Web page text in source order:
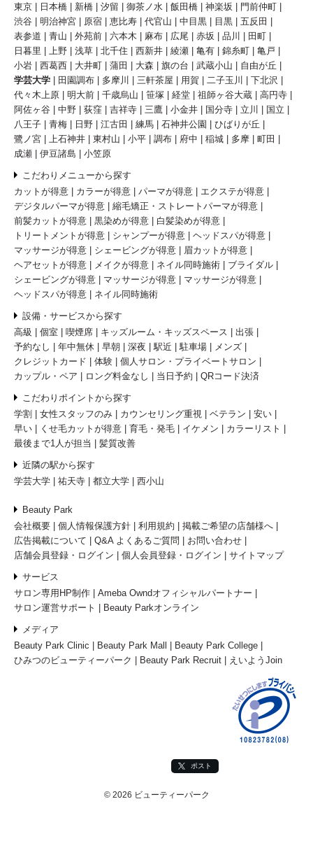
東京
日本橋 新橋 汐留 御茶ノ水 飯田橋 神楽坂
門前仲町
渋谷
明治神宮 原宿 恵比寿 代官山 中目黒 目黒
五反田
表参道
青山 外苑前 六本木 麻布 広尾 赤坂 品川
田町
日暮里
上野 浅草 北千住 西新井 綾瀬 亀有 錦糸町
亀戸
小岩
西葛西 大井町 蒲田 大森 旗の台 武蔵小山
自由が丘
学芸大学
田園調布 多摩川 三軒茶屋 用賀 二子玉川
下北沢
代々木上原
明大前 千歳烏山 笹塚 経堂 祖師ヶ谷大蔵
高円寺
阿佐ヶ谷
中野 荻窪 吉祥寺 三鷹 小金井 国分寺 立川
国立
八王子
青梅 日野 江古田 練馬 石神井公園
ひばりが丘
鷺ノ宮
上石神井 東村山 小平 調布 府中 稲城 多摩
町田
成瀬
伊豆諸島 小笠原
こだわりメニューから探す
カットが得意
カラーが得意 パーマが得意
エクステが得意
デジタルパーマが得意
縮毛矯正・ストレートパーマが得意
前髪カットが得意
黒染めが得意
白髪染めが得意
トリートメントが得意
シャンプーが得意
ヘッドスパが得意
マッサージが得意
シェービングが得意
眉カットが得意
ヘアセットが得意
メイクが得意 ネイル同時施術
ブライダル
シェービングが得意
マッサージが得意
マッサージが得意
ヘッドスパが得意
ネイル同時施術
設備・サービスから探す
高級
個室 喫煙席 キッズルーム・キッズスペース
出張
予約なし
年中無休 早朝 深夜 駅近 駐車場
メンズ
クレジットカード
体験
個人サロン・プライベートサロン
カップル・ペア
ロング料金なし 当日予約 QRコード決済
こだわりポイントから探す
学割
女性スタッフのみ カウンセリング重視 ベテラン
安い
早い
くせ毛カットが得意 育毛・発毛 イケメン
カラーリスト
最後まで1人が担当
髪質改善
近隣の駅から探す
学芸大学
祐天寺 都立大学 西小山
Beauty Park
会社概要
個人情報保護方針 利用規約
掲載ご希望の店舗様へ
広告掲載について
Q&A よくあるご質問
お問い合わせ
店舗会員登録・ログイン
個人会員登録・ログイン サイトマップ
サービス
サロン専用HP制作
Ameba Owndオフィシャルパートナー
サロン運営サポート
Beauty Parkオンライン
メディア
Beauty Park Clinic
Beauty Park Mall
Beauty Park College
ひみつのビューティーパーク
Beauty Park Recruit えいようJoin
ポスト
© 2026 ビューティーパーク